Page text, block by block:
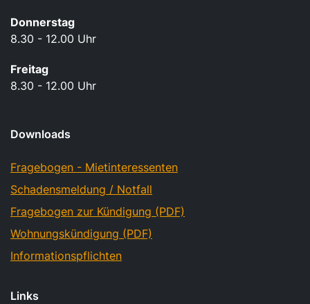
Donnerstag
8.30 - 12.00 Uhr
Freitag
8.30 - 12.00 Uhr
Downloads
Fragebogen - Mietinteressenten
Schadensmeldung / Notfall
Fragebogen zur Kündigung (PDF)
Wohnungskündigung (PDF)
Informationspflichten
Links